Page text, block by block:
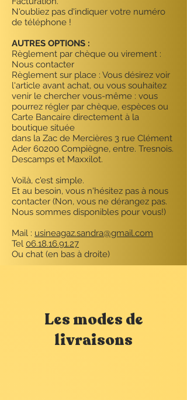
N'oubliez pas d'indiquer votre numéro
de téléphone !
AUTRES OPTIONS :
Règlement par chèque ou virement :
Nous contacter
Règlement sur place : Vous désirez voir
l'article avant achat, ou vous souhaitez
venir le chercher vous-même : vous
pourrez régler par chèque, espèces ou
Carte Bancaire directement à la
boutique située
dans la Zac de Mercières 3 rue Clément
Ader 60200 Compiègne, entre. Tresnois.
Descamps et Maxxilot.
Voilà, c'est simple.
Et au besoin, vous n'hésitez pas à nous
contacter (Non, vous ne dérangez pas.
Nous sommes disponibles pour vous!)
Mail : usineagaz.sandra@gmail.com
Tel 06.18.16.91.27
Ou chat (en bas à droite)
Les modes de
livraisons